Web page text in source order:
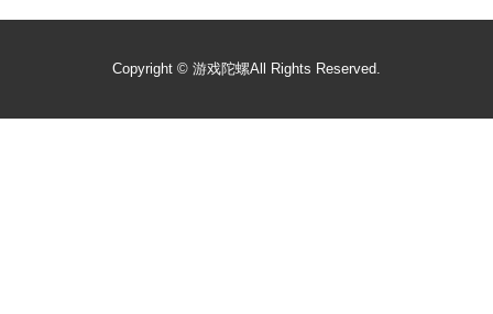
Copyright © 游戏陀螺All Rights Reserved.